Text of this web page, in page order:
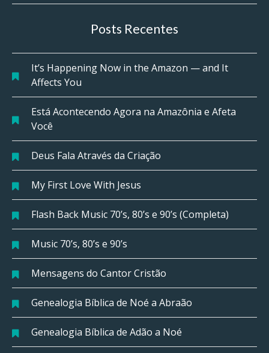
Posts Recentes
It’s Happening Now in the Amazon — and It
Affects You
Está Acontecendo Agora na Amazônia e Afeta
Você
Deus Fala Através da Criação
My First Love With Jesus
Flash Back Music 70’s, 80’s e 90’s (Completa)
Music 70’s, 80’s e 90’s
Mensagens do Cantor Cristão
Genealogia Bíblica de Noé a Abraão
Genealogia Bíblica de Adão a Noé